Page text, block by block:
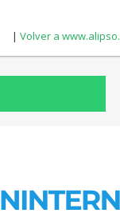
| Volver a